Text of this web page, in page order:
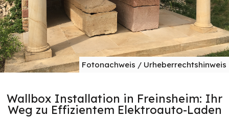
Fotonachweis / Urheberrechtshinweis
Wallbox Installation in Freinsheim: Ihr
Weg zu Effizientem Elektroauto-Laden